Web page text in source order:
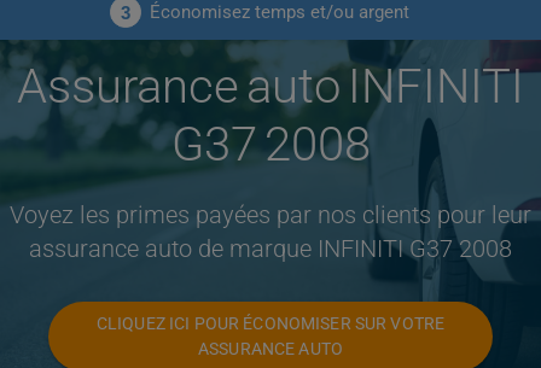
3 Économisez temps et/ou argent
Assurance auto INFINITI
G37 2008
Voyez les primes payées par nos clients pour leur
assurance auto de marque INFINITI G37 2008
CLIQUEZ ICI POUR ÉCONOMISER SUR VOTRE
ASSURANCE AUTO